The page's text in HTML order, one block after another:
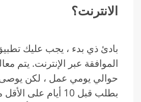
الانترنت؟
بادئ ذي بدء ، يجب عليك
الموافقة عبر الإنترنت. يتم
حوالي يومي عمل ، لكن يوصى
بطلب قبل 10 أيام على